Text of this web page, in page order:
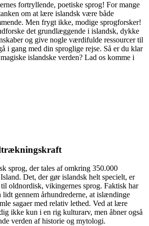
fortryllende, poetiske sprog! For mange
om at lære islandsk være både
Men frygt ikke, modige sprogforsker!
det grundlæggende i islandsk, dykke
og give nogle værdifulde ressourcer til
i gang med din sproglige rejse. Så er du klar
islandske verden? Lad os komme i
sprog, der tales af omkring 350.000
Det, der gør islandsk helt specielt, er
oldnordisk, vikingernes sprog. Faktisk har
lidt gennem århundrederne, at islændinge
sagaer med relativ lethed. Ved at lære
ikke kun i en rig kulturarv, men åbner også
verden af historie og mytologi.